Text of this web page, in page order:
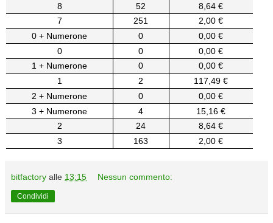
8
52
8,64 €
7
251
2,00 €
0 + Numerone
0
0,00 €
0
0
0,00 €
1 + Numerone
0
0,00 €
1
2
117,49 €
2 + Numerone
0
0,00 €
3 + Numerone
4
15,16 €
2
24
8,64 €
3
163 2,00 €
bitfactory alle 13:15 Nessun commento:
Condividi